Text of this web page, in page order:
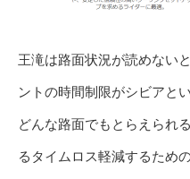
王滝は路面状況が読めない
ントの時間制限がシビアと
どんな路面でもとらえられ
るタイムロス軽減するため